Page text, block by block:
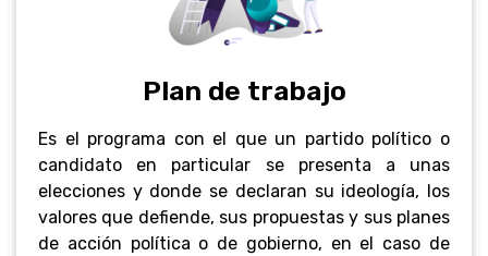
Plan de trabajo
Es el programa con el que un partido político o
candidato en particular se presenta a unas
elecciones y donde se declaran su ideología, los
valores que defiende, sus propuestas y sus planes
de acción política o de gobierno, en el caso de